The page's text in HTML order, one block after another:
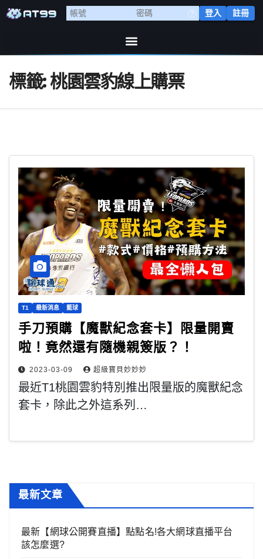
登入 註冊
標籤:桃園雲豹線上購票
T1 最新消息 籃球
手刀預購【魔獸紀念套卡】限量開賣
啦！竟然還有隨機親簽版？！
2023-03-09 超級寶貝妙妙妙
最近T1桃園雲豹特別推出限量版的魔獸紀念
套卡，除此之外這系列…
最新文章
最新【網球公開賽直播】點點名!各大網球直播平台
該怎麼選?